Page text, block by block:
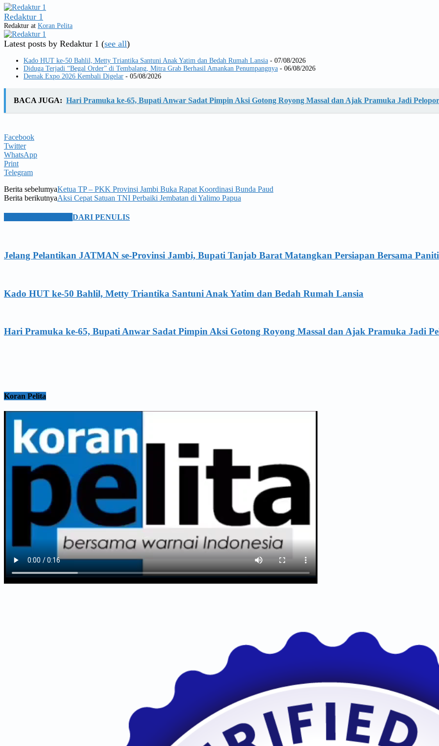
Redaktur 1
Redaktur at Koran Pelita
Latest posts by Redaktur 1 (see all)
Kado HUT ke-50 Bahlil, Metty Triantika Santuni Anak Yatim dan Bedah Rumah Lansia - 07/08/2026
Diduga Terjadi “Begal Order” di Tembalang, Mitra Grab Berhasil Amankan Penumpangnya - 06/08/2026
Demak Expo 2026 Kembali Digelar - 05/08/2026
BACA JUGA: Hari Pramuka ke-65, Bupati Anwar Sadat Pimpin Aksi Gotong Royong Massal dan Ajak Pramuka Jadi
Facebook
Twitter
WhatsApp
Print
Telegram
Berita sebelumyaKetua TP – PKK Provinsi Jambi Buka Rapat Koordinasi Bunda Paud
Berita berikutnyaAksi Cepat Satuan TNI Perbaiki Jembatan di Yalimo Papua
DARI PENULIS
Jelang Pelantikan JATMAN se-Provinsi Jambi, Bupati Tanjab Barat Matangkan Persiapan Bersama
Kado HUT ke-50 Bahlil, Metty Triantika Santuni Anak Yatim dan Bedah Rumah Lansia
Hari Pramuka ke-65, Bupati Anwar Sadat Pimpin Aksi Gotong Royong Massal dan Ajak Pramuka Jadi
Koran Pelita